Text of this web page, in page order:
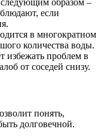
образом –
если
в многократном
количества воды.
избежать проблем в
от соседей снизу.
понять,
долговечной.